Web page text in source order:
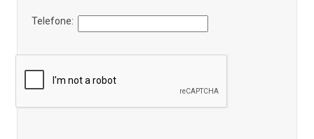
Telefone: